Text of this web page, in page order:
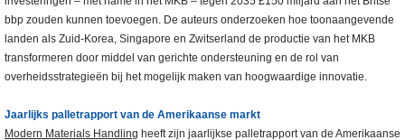
bbp zouden kunnen toevoegen. De auteurs onderzoeken hoe toonaangevende
landen als Zuid-Korea, Singapore en Zwitserland de productie van het MKB
transformeren door middel van gerichte ondersteuning en de rol van
overheidsstrategieën bij het mogelijk maken van hoogwaardige innovatie.
Jaarlijks palletrapport van de Amerikaanse markt
Modern Materials Handling heeft zijn jaarlijkse palletrapport van de Amerikaanse